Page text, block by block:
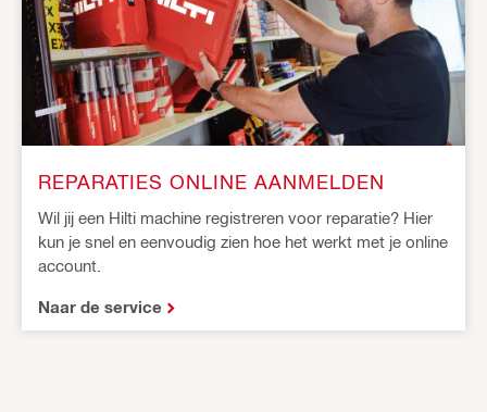
REPARATIES ONLINE AANMELDEN
Wil jij een Hilti machine registreren voor reparatie? Hier
kun je snel en eenvoudig zien hoe het werkt met je online
account.
Naar de service